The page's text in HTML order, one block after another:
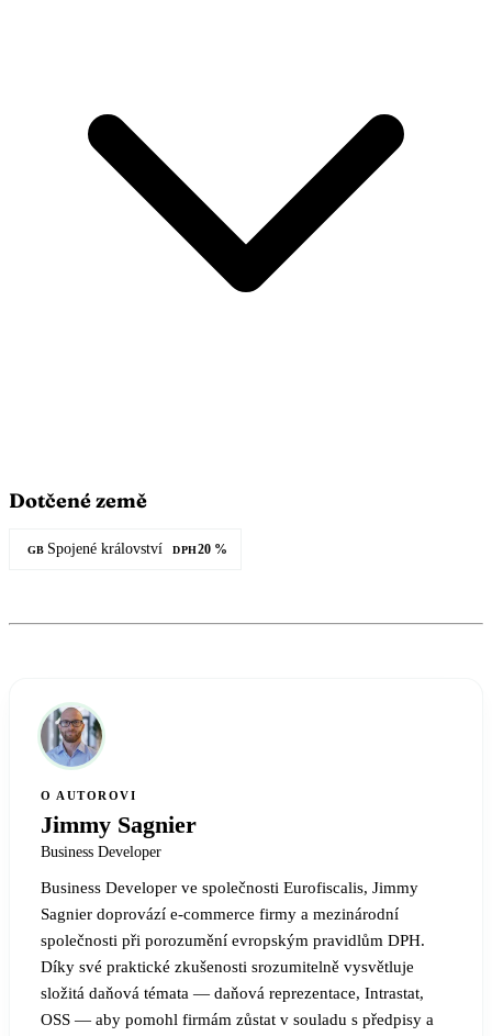
Dotčené země
GB Spojené království DPH20 %
O AUTOROVI
Jimmy Sagnier
Business Developer
Business Developer ve společnosti Eurofiscalis, Jimmy
Sagnier doprovází e-commerce firmy a mezinárodní
společnosti při porozumění evropským pravidlům DPH.
Díky své praktické zkušenosti srozumitelně vysvětluje
složitá daňová témata — daňová reprezentace, Intrastat,
OSS — aby pomohl firmám zůstat v souladu s předpisy a